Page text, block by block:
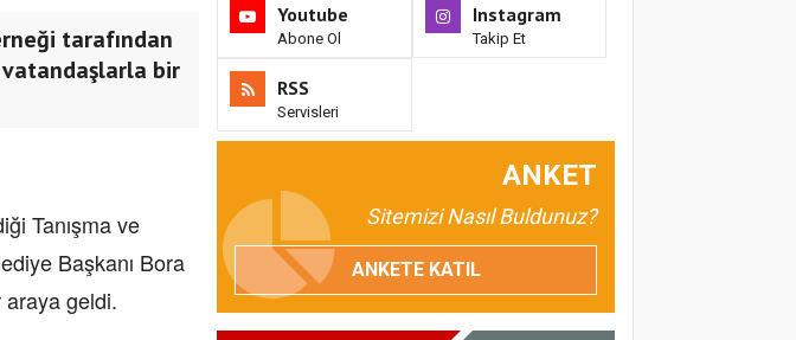
tarafından
vatandaşlarla bir
Tanışma ve
Başkanı Bora
araya geldi.
Youtube
Abone Ol
Instagram
Takip Et
RSS
Servisleri
ANKET
Sitemizi Nasıl Buldunuz?
ANKETE KATIL